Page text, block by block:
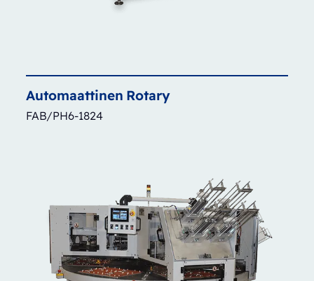
Automaattinen Rotary
FAB/PH6-1824